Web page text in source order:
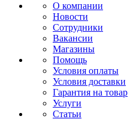
О компании
Новости
Сотрудники
Вакансии
Магазины
Помощь
Условия оплаты
Условия доставки
Гарантия на товар
Услуги
Статьи